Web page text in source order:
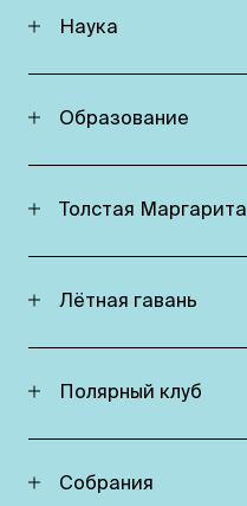
Наука
Oбразование
Толстая Маргарита
Лётная гавань
Полярный клуб
Собрания